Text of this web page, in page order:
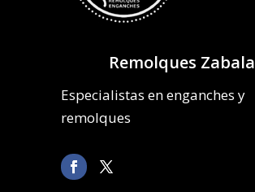
Remolques Zabala
Especialistas en enganches y
remolques